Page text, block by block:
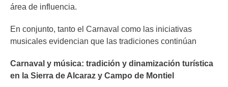
área de influencia.
En conjunto, tanto el Carnaval como las iniciativas
musicales evidencian que las tradiciones continúan
Carnaval y música: tradición y dinamización turística
en la Sierra de Alcaraz y Campo de Montiel